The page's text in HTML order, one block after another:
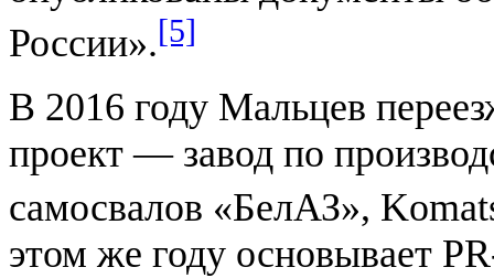
России».[5]
В 2016 году Мальцев
проект — завод по
самосвалов «БелАЗ»,
этом же году основывает